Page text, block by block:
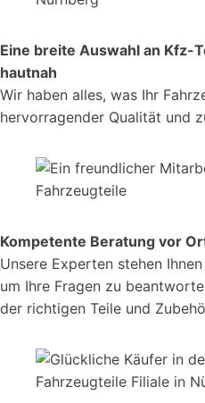
Eine breite Auswahl an Kfz-
hautnah
Wir haben alles, was Ihr
hervorragender Qualität und
Kompetente Beratung vor
Unsere Experten stehen
um Ihre Fragen zu
der richtigen Teile und